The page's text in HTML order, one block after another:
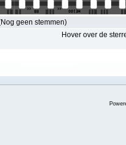
geen stemmen)
Hover over de